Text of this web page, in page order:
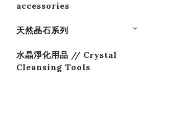
accessories
天然晶石系列
水晶淨化用品 // Crystal
Cleansing Tools